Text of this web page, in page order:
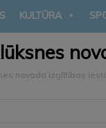
KULTŪRA
novada izglītības